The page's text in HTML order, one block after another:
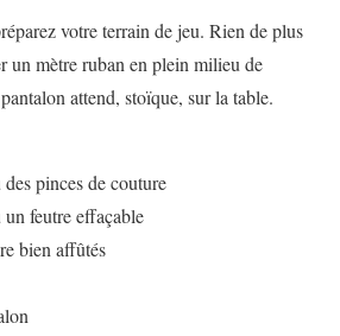
votre terrain de jeu. Rien de plus
un mètre ruban en plein milieu de
attend, stoïque, sur la table.
pinces de couture
feutre effaçable
bien affûtés